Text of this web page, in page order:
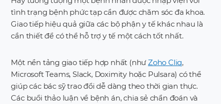
tình trạng bệnh phức tạp cần được chăm sóc đa khoa.
Giao tiếp hiệu quả giữa các bộ phận y tế khác nhau là
cần thiết để có thể hỗ trợ y tế một cách tốt nhất.
Một nền tảng giao tiếp hợp nhất (nhưZoho Cliq,
Microsoft Teams, Slack, Doximity hoặc Pulsara) có thể
giúp các bác sỹ trao đổi dễ dàng theo thời gian thực.
Các buổi thảo luận về bệnh án, chia sẻ chẩn đoán và